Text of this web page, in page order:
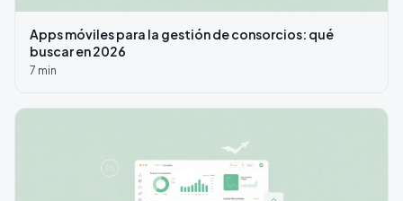
Apps móviles para la gestión de consorcios: qué
buscar en 2026
7 min